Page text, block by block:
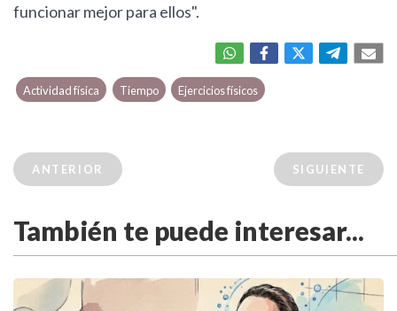
funcionar mejor para ellos".
Actividad física Tiempo Ejercicios físicos
ANTERIOR SIGUIENTE
También te puede interesar...